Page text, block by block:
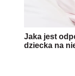
Jaka jest
dziecka na